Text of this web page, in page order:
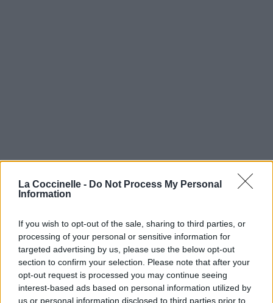
La Coccinelle - Do Not Process My Personal
Information
If you wish to opt-out of the sale, sharing to third parties, or
processing of your personal or sensitive information for
targeted advertising by us, please use the below opt-out
section to confirm your selection. Please note that after your
opt-out request is processed you may continue seeing
interest-based ads based on personal information utilized by
us or personal information disclosed to third parties prior to